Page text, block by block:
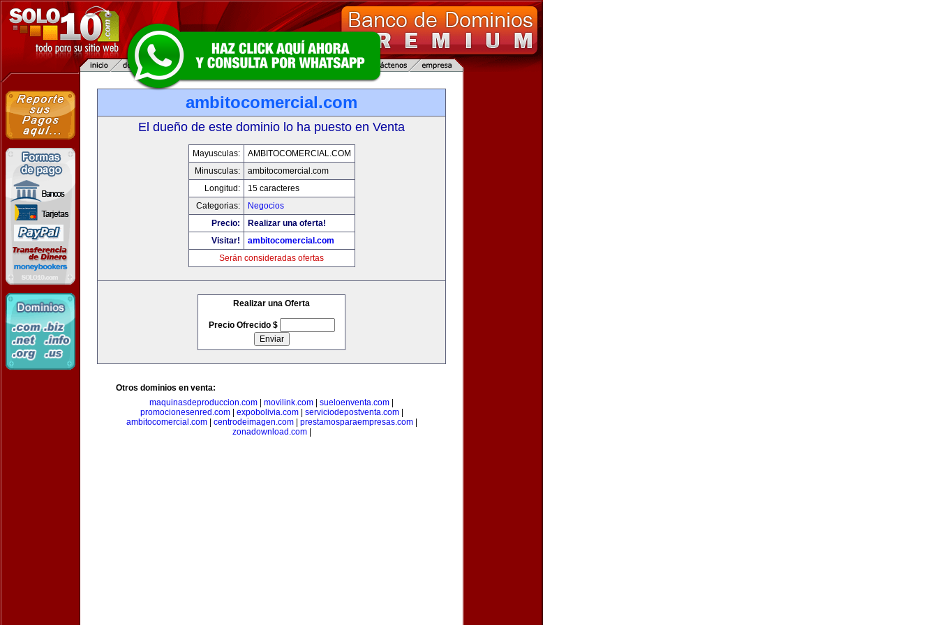
ambitocomercial.com
El dueño de este dominio lo ha puesto en Venta
Mayusculas:
AMBITOCOMERCIAL.COM
Minusculas:
ambitocomercial.com
Longitud:
15 caracteres
Categorias:
Negocios
Precio:
Realizar una oferta!
Visitar!
ambitocomercial.com
Serán consideradas ofertas
Realizar una Oferta
Precio Ofrecido $
Otros dominios en venta:
maquinasdeproduccion.com
movilink.com sueloenventa.com
promocionesenred.com| expobolivia.com| serviciodepostventa.com|
ambitocomercial.com| centrodeimagen.com| prestamosparaempresas.com|
zonadownload.com|